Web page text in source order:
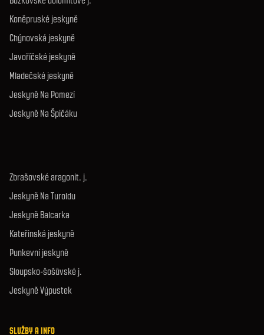
Koněpruské jeskyně
Chýnovská jeskyně
Javoříčské jeskyně
Mladečské jeskyně
Jeskyně Na Pomezí
Jeskyně Na Špičáku
Zbrašovské aragonit. j.
Jeskyně Na Turoldu
Jeskyně Balcarka
Kateřinská jeskyně
Punkevní jeskyně
Sloupsko-šošůvské j.
Jeskyně Výpustek
SLUŽBY A INFO